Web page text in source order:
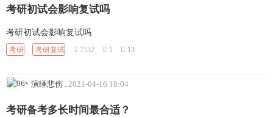
考研初试会影响复试吗
考研初试会影响复试吗
考研 考研复试 7532 1 13
丶演绎悲伤 2021-04-16 18:04
考研备考多长时间最合适？